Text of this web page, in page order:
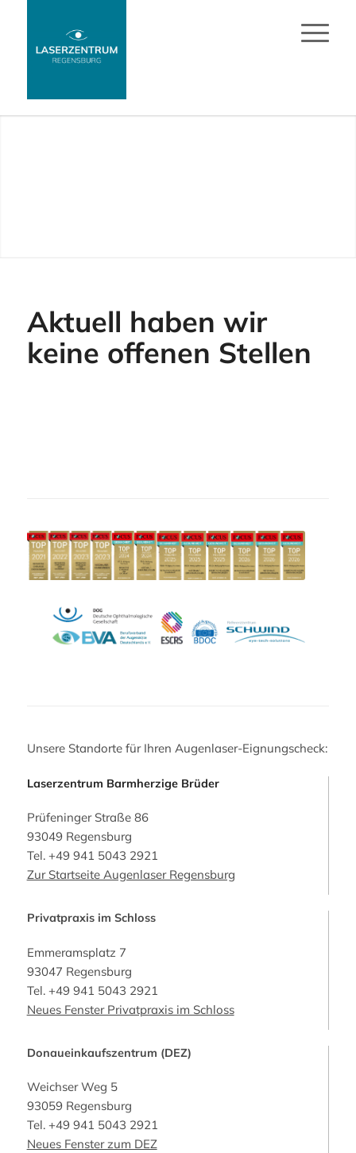
springen
Aktuell haben wir
keine offenen Stellen
Unsere Standorte für Ihren Augenlaser-Eignungscheck:
Laserzentrum Barmherzige Brüder
Prüfeninger Straße 86
93049 Regensburg
Tel. +49 941 5043 2921
Zur Startseite Augenlaser Regensburg
Privatpraxis im Schloss
Emmeramsplatz 7
93047 Regensburg
Tel. +49 941 5043 2921
Neues Fenster Privatpraxis im Schloss
Donaueinkaufszentrum (DEZ)
Weichser Weg 5
93059 Regensburg
Tel. +49 941 5043 2921
Neues Fenster zum DEZ